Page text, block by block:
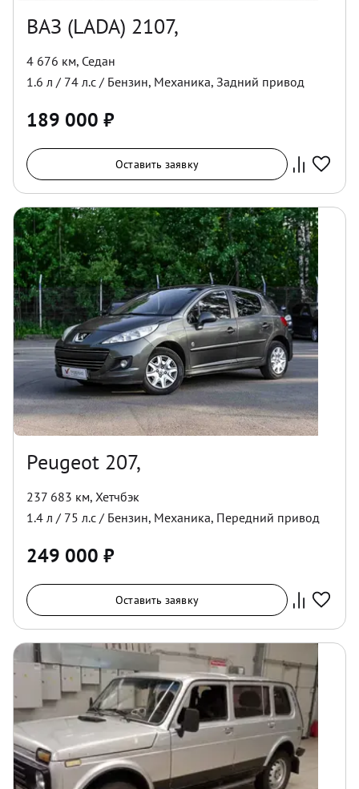
ВАЗ (LADA) 2107,
4 676 км, Седан
1.6 л / 74 л.с / Бензин, Механика, Задний привод
189 000 ₽
Оставить заявку
Peugeot 207,
237 683 км, Хетчбэк
1.4 л / 75 л.с / Бензин, Механика, Передний привод
249 000 ₽
Оставить заявку